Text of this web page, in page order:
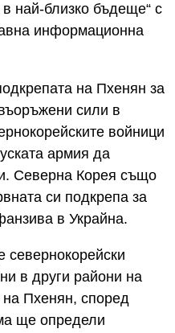
в най-близко бъдеще“ с
информационна
на Пхенян за
сили в
войници
армия да
Северна Корея също
си подкрепа за
в Украйна.
в други райони на
Пхенян, според
ще определи